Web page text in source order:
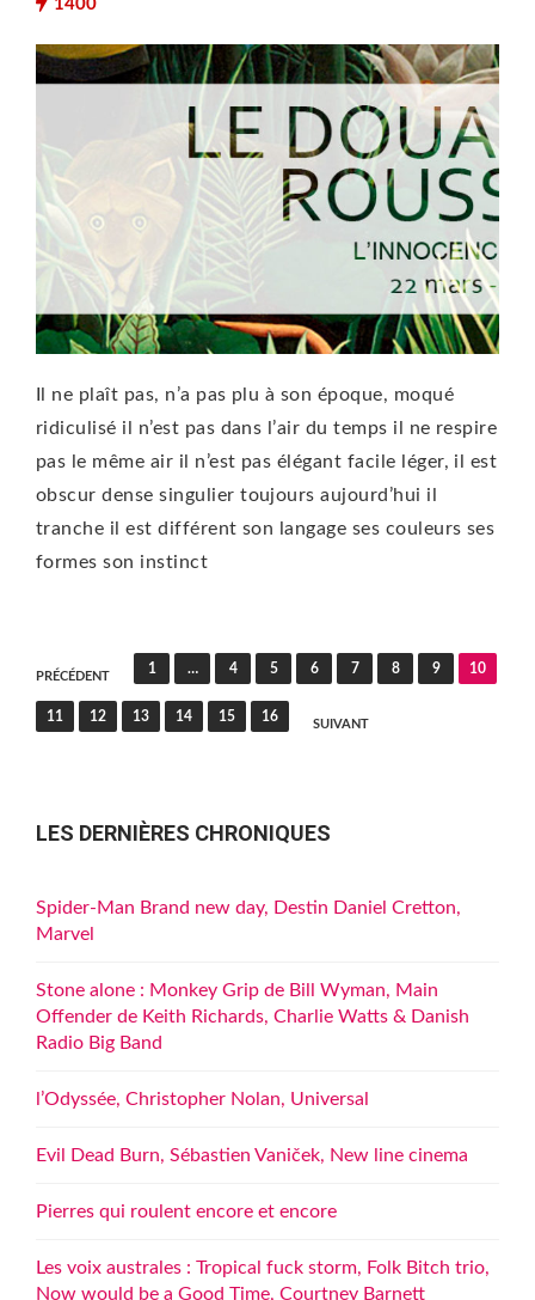
1400
Il ne plaît pas, n’a pas plu à son époque, moqué
ridiculisé il n’est pas dans l’air du temps il ne respire
pas le même air il n’est pas élégant facile léger, il est
obscur dense singulier toujours aujourd’hui il
tranche il est différent son langage ses couleurs ses
formes son instinct
Pagination
des
publications
PRÉCÉDENT
1 … 4 5 6 7 8 9 10
11 12 13 14 15 16
SUIVANT
LES DERNIÈRES CHRONIQUES
Spider-Man Brand new day, Destin Daniel Cretton,
Marvel
Stone alone : Monkey Grip de Bill Wyman, Main
Offender de Keith Richards, Charlie Watts & Danish
Radio Big Band
l’Odyssée, Christopher Nolan, Universal
Evil Dead Burn, Sébastien Vaniček, New line cinema
Pierres qui roulent encore et encore
Les voix australes : Tropical fuck storm, Folk Bitch trio,
Now would be a Good Time, Courtney Barnett